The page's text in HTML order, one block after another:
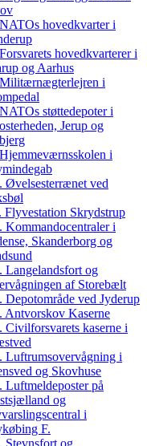
hovedkvarter i
hovedkvarterer i
og Aarhus
i
støttedepoter i
Jerup og
i
Øvelsesterrænet ved
Flyvestation Skrydstrup
Kommandocentraler i
Skanderborg og
Langelandsfort og
af Storebælt
Depotområde ved Jyderup
Antvorskov Kaserne
Civilforsvarets kaserne i
Luftrumsovervågning i
og Skovhuse
Luftmeldeposter på
og
i
F.
Stevnsfort og